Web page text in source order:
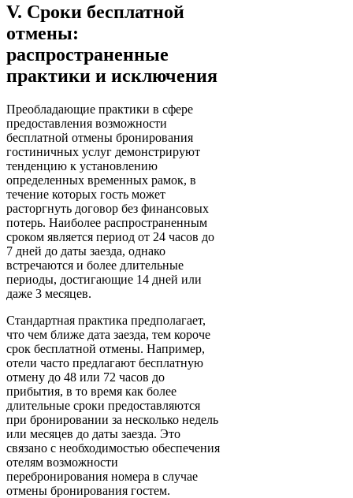
V. Сроки бесплатной
отмены:
распространенные
практики и исключения
Преобладающие практики в сфере
предоставления возможности
бесплатной отмены бронирования
гостиничных услуг демонстрируют
тенденцию к установлению
определенных временных рамок, в
течение которых гость может
расторгнуть договор без финансовых
потерь. Наиболее распространенным
сроком является период от 24 часов до
7 дней до даты заезда, однако
встречаются и более длительные
периоды, достигающие 14 дней или
даже 3 месяцев.
Стандартная практика предполагает,
что чем ближе дата заезда, тем короче
срок бесплатной отмены. Например,
отели часто предлагают бесплатную
отмену до 48 или 72 часов до
прибытия, в то время как более
длительные сроки предоставляются
при бронировании за несколько недель
или месяцев до даты заезда. Это
связано с необходимостью обеспечения
отелям возможности
перебронирования номера в случае
отмены бронирования гостем.